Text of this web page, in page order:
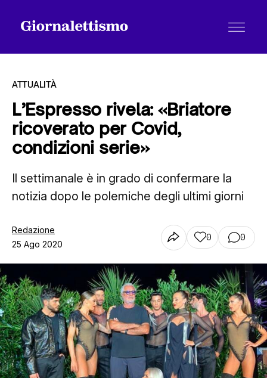
Tutti gli articoli
Chi siamo
Contatti
ATTUALITÀ
L’Espresso rivela: «Briatore
ricoverato per Covid,
condizioni serie»
Il settimanale è in grado di confermare la
notizia dopo le polemiche degli ultimi giorni
Redazione
25 Ago 2020
0 0